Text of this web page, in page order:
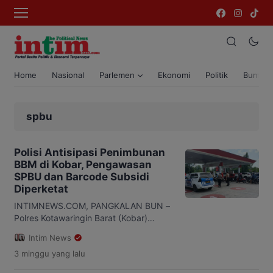
Home Nasional Parlemen Ekonomi Politik Bumi
spbu
Polisi Antisipasi Penimbunan
BBM di Kobar, Pengawasan
SPBU dan Barcode Subsidi
Diperketat
INTIMNEWS.COM, PANGKALAN BUN –
Polres Kotawaringin Barat (Kobar)
SPBU sebagai langkah mengantisipasi
penimbunan dan penyalahgunaan BBM
Intim News
3 minggu yang lalu